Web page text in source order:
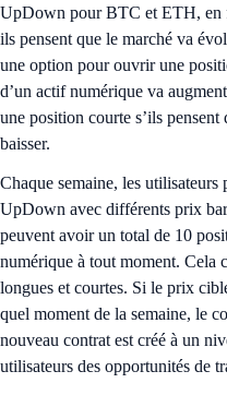
UpDown pour BTC et ETH, en
ils pensent que le marché va
une option pour ouvrir une
d’un actif numérique va
une position courte s’ils
baisser.
Chaque semaine, les
UpDown avec différents prix
peuvent avoir un total de 10
numérique à tout moment. Cela
longues et courtes. Si le prix
quel moment de la semaine, le
nouveau contrat est créé à un
utilisateurs des opportunités de